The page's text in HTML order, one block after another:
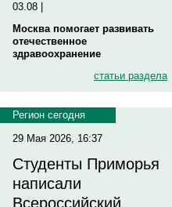
03.08 |
Москва помогает развивать
отечественное
здравоохранение
статьи раздела
Регион сегодня
29 Мая 2026, 16:37
Студенты Приморья
написали
Всероссийский